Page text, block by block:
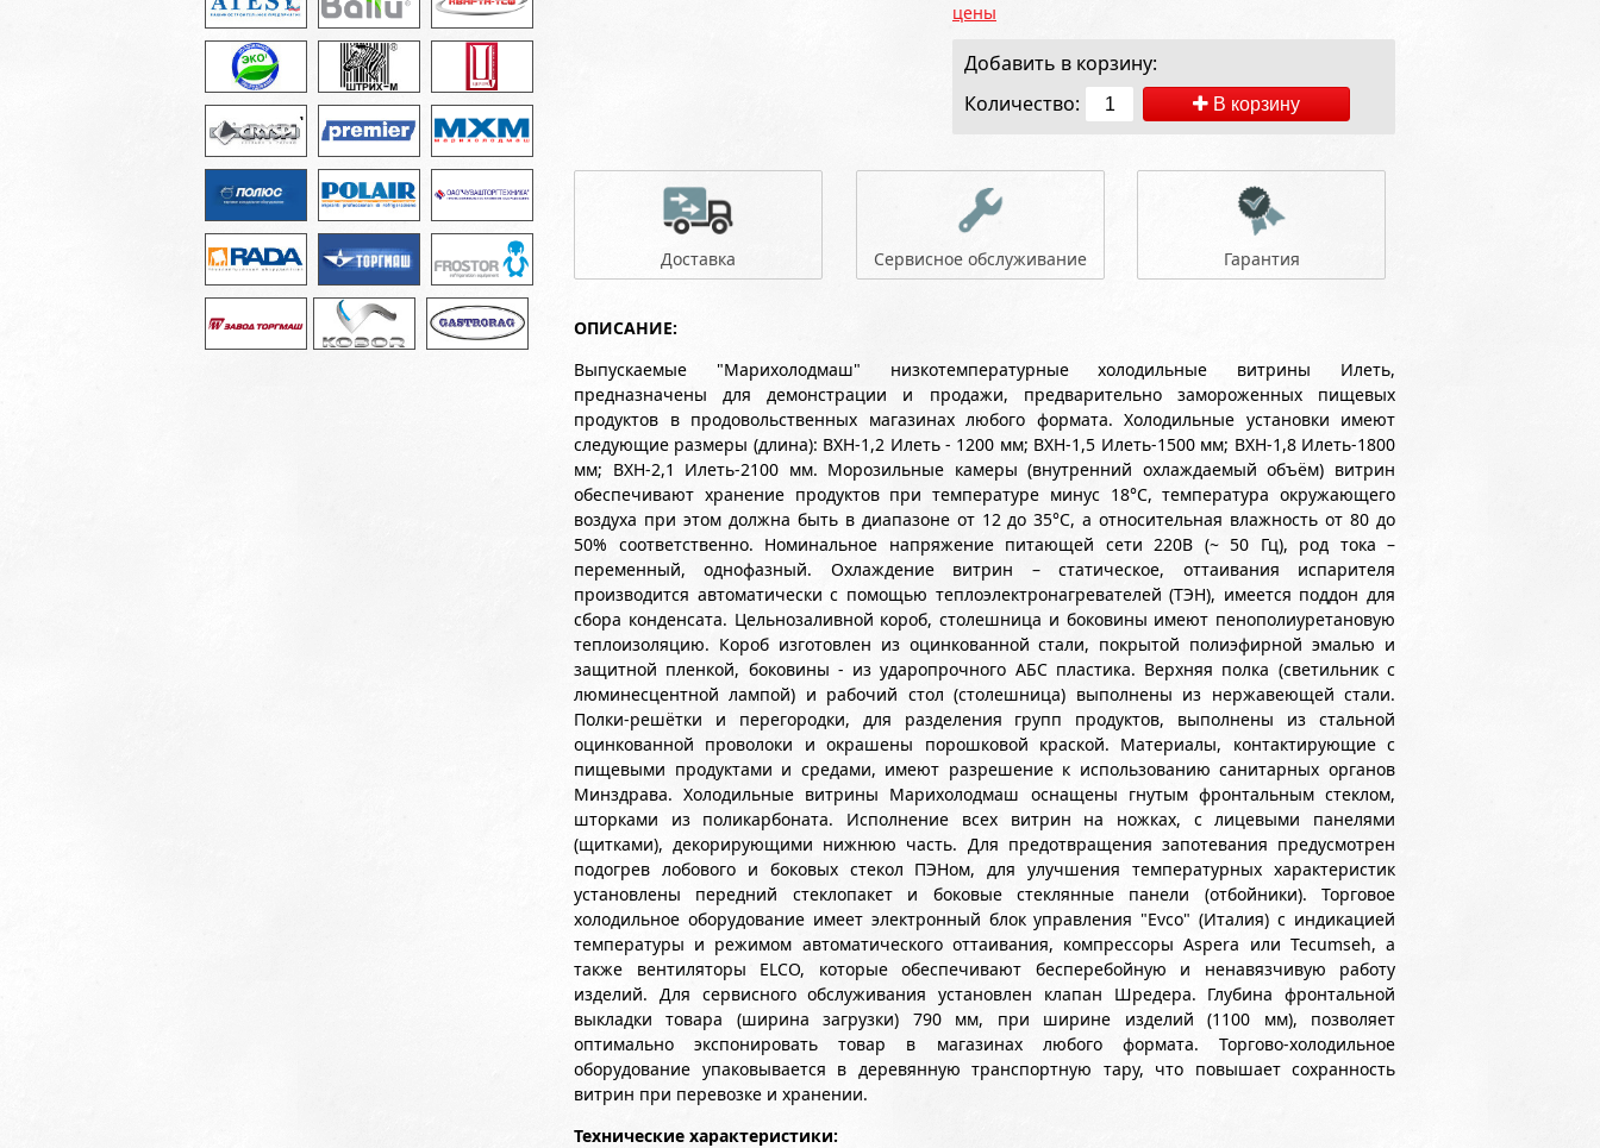
цены
Добавить в корзину:
Количество:
В корзину
Доставка Сервисное обслуживание Гарантия
ОПИСАНИЕ:
Выпускаемые "Марихолодмаш" низкотемпературные холодильные витрины Илеть,
предназначены для демонстрации и продажи, предварительно замороженных пищевых
продуктов в продовольственных магазинах любого формата. Холодильные установки имеют
следующие размеры (длина): ВХН-1,2 Илеть - 1200 мм; ВХН-1,5 Илеть-1500 мм; ВХН-1,8 Илеть-1800
мм; ВХН-2,1 Илеть-2100 мм. Морозильные камеры (внутренний охлаждаемый объём) витрин
обеспечивают хранение продуктов при температуре минус 18°С, температура окружающего
воздуха при этом должна быть в диапазоне от 12 до 35°С, а относительная влажность от 80 до
50% соответственно. Номинальное напряжение питающей сети 220В (~ 50 Гц), род тока –
переменный, однофазный. Охлаждение витрин – статическое, оттаивания испарителя
производится автоматически с помощью теплоэлектронагревателей (ТЭН), имеется поддон для
сбора конденсата. Цельнозаливной короб, столешница и боковины имеют пенополиуретановую
теплоизоляцию. Короб изготовлен из оцинкованной стали, покрытой полиэфирной эмалью и
защитной пленкой, боковины - из ударопрочного АБС пластика. Верхняя полка (светильник с
люминесцентной лампой) и рабочий стол (столешница) выполнены из нержавеющей стали.
Полки-решётки и перегородки, для разделения групп продуктов, выполнены из стальной
оцинкованной проволоки и окрашены порошковой краской. Материалы, контактирующие с
пищевыми продуктами и средами, имеют разрешение к использованию санитарных органов
Минздрава. Холодильные витрины Марихолодмаш оснащены гнутым фронтальным стеклом,
шторками из поликарбоната. Исполнение всех витрин на ножках, с лицевыми панелями
(щитками), декорирующими нижнюю часть. Для предотвращения запотевания предусмотрен
подогрев лобового и боковых стекол ПЭНом, для улучшения температурных характеристик
установлены передний стеклопакет и боковые стеклянные панели (отбойники). Торговое
холодильное оборудование имеет электронный блок управления "Evco" (Италия) с индикацией
температуры и режимом автоматического оттаивания, компрессоры Aspera или Tecumseh, а
также вентиляторы ELCO, которые обеспечивают бесперебойную и ненавязчивую работу
изделий. Для сервисного обслуживания установлен клапан Шредера. Глубина фронтальной
выкладки товара (ширина загрузки) 790 мм, при ширине изделий (1100 мм), позволяет
оптимально экспонировать товар в магазинах любого формата. Торгово-холодильное
оборудование упаковывается в деревянную транспортную тару, что повышает сохранность
витрин при перевозке и хранении.
Технические характеристики: